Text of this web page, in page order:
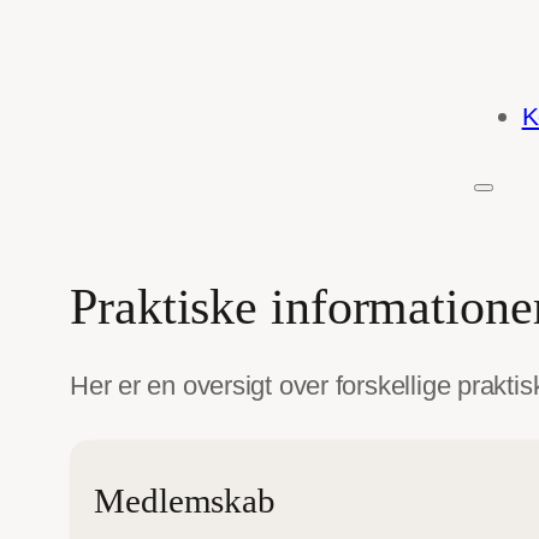
Praktiske
Her er en oversigt over forskellige
Medlemskab